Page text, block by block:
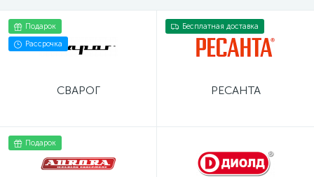
Подарок
Рассрочка
СВАРОГ
Бесплатная доставка
РЕСАНТА
Подарок